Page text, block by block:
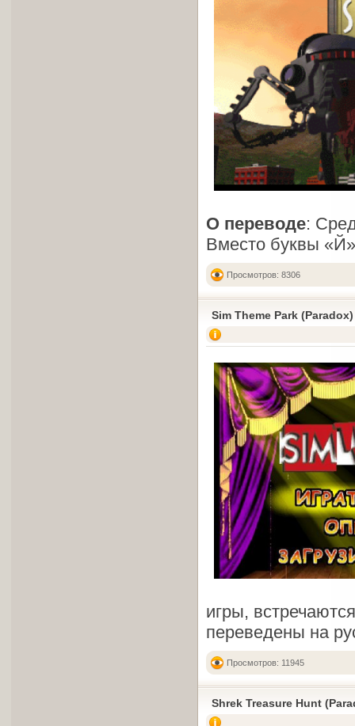
О переводе:
Вместо буквы
Просмотров: 8306
Sim Theme Park (Paradox)
игры,
переведены на
Просмотров: 11945
Shrek Treasure Hunt